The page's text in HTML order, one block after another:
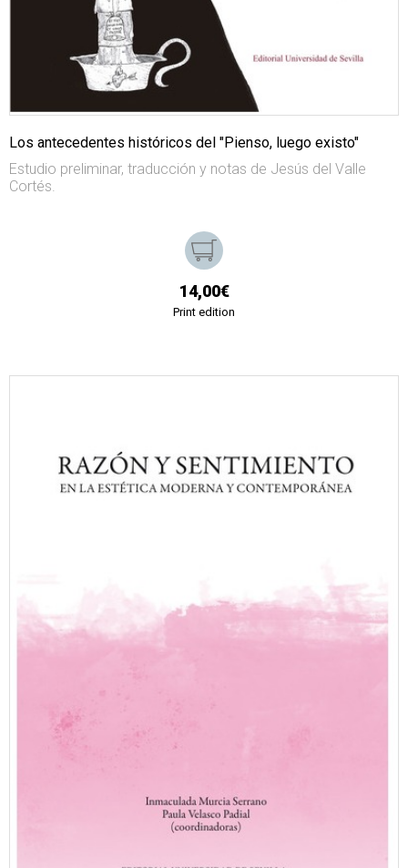
Los antecedentes históricos del "Pienso, luego existo"
Estudio preliminar, traducción y notas de Jesús del Valle
Cortés.
14,00€
Print edition